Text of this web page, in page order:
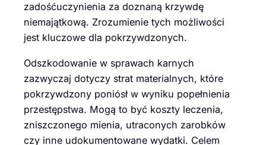
zadośćuczynienia za doznaną krzywdę
niemajątkową. Zrozumienie tych możliwości
jest kluczowe dla pokrzywdzonych.
Odszkodowanie w sprawach karnych
zazwyczaj dotyczy strat materialnych, które
pokrzywdzony poniósł w wyniku popełnienia
przestępstwa. Mogą to być koszty leczenia,
zniszczonego mienia, utraconych zarobków
czy inne udokumentowane wydatki. Celem